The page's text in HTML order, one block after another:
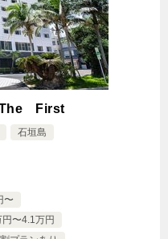
The First
石垣島
〜
〜4.1万円